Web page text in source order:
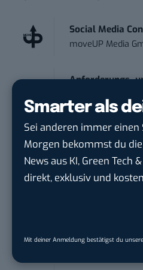
Smarter als
Sei anderen immer einen
Morgen bekommst du
News aus KI, Green Tech
direkt, exklusiv und
Mit deiner Anmeldung bestätigst du unsere
Social Media
moveUP Media
Anforderungs-
trendtours
Mitarbeiter (m/
Engagement /
BBBank eG in
Bosch Gruppein